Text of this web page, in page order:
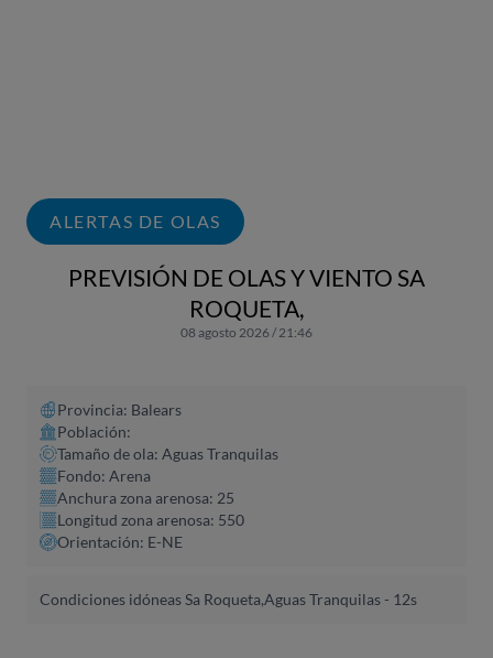
ALERTAS DE OLAS
PREVISIÓN DE OLAS Y VIENTO SA
ROQUETA,
08 agosto 2026 / 21:46
Provincia: Balears
Población:
Tamaño de ola: Aguas Tranquilas
Fondo: Arena
Anchura zona arenosa: 25
Longitud zona arenosa: 550
Orientación: E-NE
Condiciones idóneas Sa Roqueta,Aguas Tranquilas - 12s